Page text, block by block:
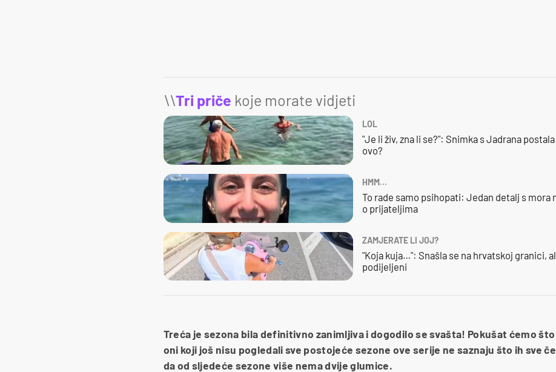
\\Tri priče koje morate vidjeti
LOL
"Je li živ, zna li se?": Snimka s Jadrana
ovo?
HMM…
To rade samo psihopati: Jedan detalj s mora
o prijateljima
ZAMJERATE LI JOJ?
"Koja kuja…": Snašla se na hrvatskoj granici,
podijeljeni
Treća je sezona bila definitivno zanimljiva i dogodilo se svašta! Pokušat ćemo
oni koji još nisu pogledali sve postojeće sezone ove serije ne saznaju što ih sve
da od sljedeće sezone više nema dvije glumice.